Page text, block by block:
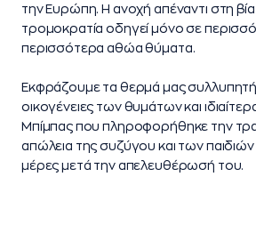
την Ευρώπη. Η ανοχή απέναντι στη βία
τρομοκρατία οδηγεί μόνο σε
περισσότερα αθώα θύματα.
Εκφράζουμε τα θερμά μας
οικογένειες των θυμάτων και
Μπίμπας που πληροφορήθηκε την
απώλεια της συζύγου και των παιδιών
μέρες μετά την απελευθέρωσή του.